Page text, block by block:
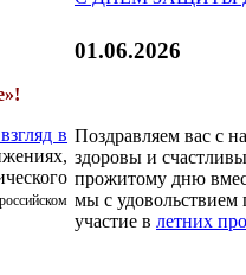
в
01.06.2026
Поздравляем вас с
здоровы и
прожитому дню
мы с удовольствием
участие в летних